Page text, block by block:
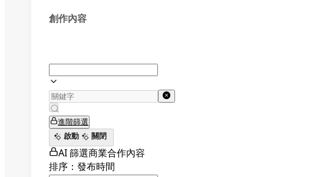
創作內容
進階篩選
啟動
關閉
AI 篩選商業合作內容
排序：發布時間